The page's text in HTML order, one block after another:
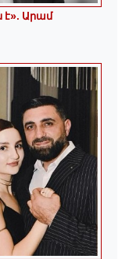
է»․ Արամ